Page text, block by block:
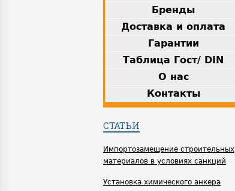
Бренды
Доставка и оплата
Гарантии
Таблица Гост/ DIN
О нас
Контакты
СТАТЬИ
Импортозамещение строительных
материалов в условиях санкций
Установка химического анкера